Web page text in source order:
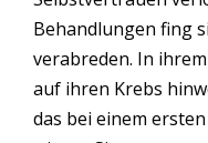
Behandlungen fing
verabreden. In
auf ihren Krebs
das bei einem